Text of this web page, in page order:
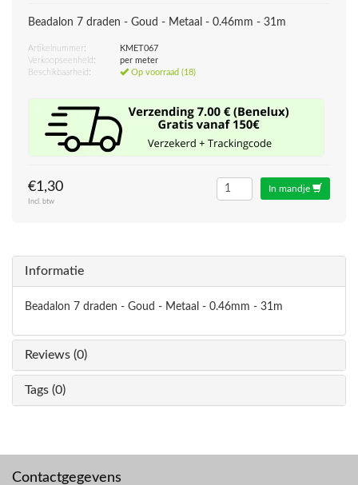
Beadalon 7 draden - Goud - Metaal - 0.46mm - 31m
Artikelnummer:
KMET067
Verkoopseenheid:
per meter
Beschikbaarheid:
Op voorraad (18)
€1,30
Incl. btw
In mandje
Informatie
Beadalon 7 draden - Goud - Metaal - 0.46mm - 31m
Reviews (0)
Tags (0)
Contactgegevens